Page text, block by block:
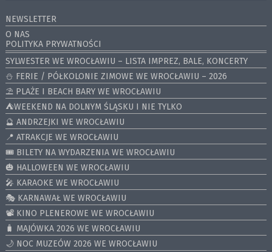
NEWSLETTER
O NAS
POLITYKA PRYWATNOŚCI
SYLWESTER WE WROCŁAWIU – LISTA IMPREZ, BALE, KONCERTY
⛄️ FERIE / PÓŁKOLONIE ZIMOWE WE WROCŁAWIU – 2026
⛱️ PLAŻE I BEACH BARY WE WROCŁAWIU
⛺️WEEKEND NA DOLNYM ŚLĄSKU I NIE TYLKO
🔮 ANDRZEJKI WE WROCŁAWIU
📍 ATRAKCJE WE WROCŁAWIU
🎟️ BILETY NA WYDARZENIA WE WROCŁAWIU
🎃 HALLOWEEN WE WROCŁAWIU
🎤 KARAOKE WE WROCŁAWIU
🎭 KARNAWAŁ WE WROCŁAWIU
📽️ KINO PLENEROWE WE WROCŁAWIU
🧳 MAJÓWKA 2026 WE WROCŁAWIU
🌙 NOC MUZEÓW 2026 WE WROCŁAWIU